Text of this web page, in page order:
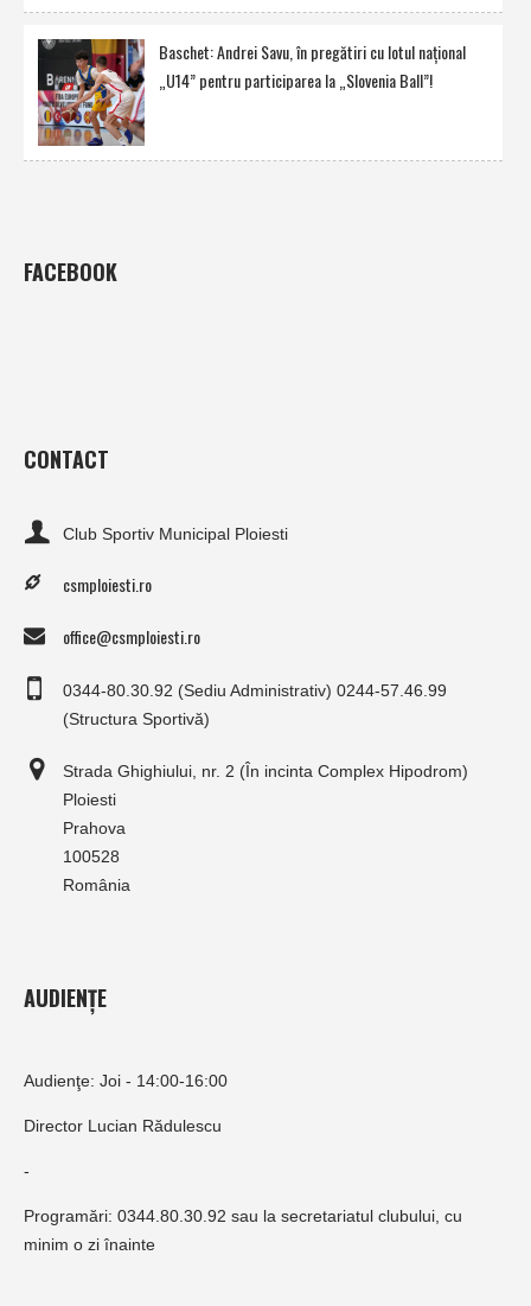
Baschet: Andrei Savu, în pregătiri cu lotul naţional
„U14” pentru participarea la „Slovenia Ball”!
FACEBOOK
CONTACT
Club Sportiv Municipal Ploiesti
csmploiesti.ro
office@csmploiesti.ro
0344-80.30.92 (Sediu Administrativ) 0244-57.46.99
(Structura Sportivă)
Strada Ghighiului, nr. 2 (În incinta Complex Hipodrom)
Ploiesti
Prahova
100528
România
AUDIENȚE
Audienţe: Joi - 14:00-16:00
Director Lucian Rădulescu
-
Programări: 0344.80.30.92 sau la secretariatul clubului, cu
minim o zi înainte